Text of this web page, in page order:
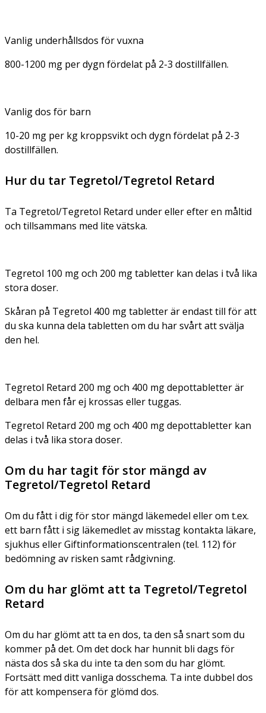
Vanlig underhållsdos för vuxna
800-1200 mg per dygn fördelat på 2-3 dostillfällen.
Vanlig dos för barn
10-20 mg per kg kroppsvikt och dygn fördelat på 2-3
dostillfällen.
Hur du tar Tegretol/Tegretol Retard
Ta Tegretol/Tegretol Retard under eller efter en måltid
och tillsammans med lite vätska.
Tegretol 100 mg och 200 mg tabletter kan delas i två lika
stora doser.
Skåran på Tegretol 400 mg tabletter är endast till för att
du ska kunna dela tabletten om du har svårt att svälja
den hel.
Tegretol Retard 200 mg och 400 mg depottabletter är
delbara men får ej krossas eller tuggas.
Tegretol Retard 200 mg och 400 mg depottabletter kan
delas i två lika stora doser.
Om du har tagit för stor mängd av
Tegretol/Tegretol Retard
Om du fått i dig för stor mängd läkemedel eller om t.ex.
ett barn fått i sig läkemedlet av misstag kontakta läkare,
sjukhus eller Giftinformationscentralen (tel. 112) för
bedömning av risken samt rådgivning.
Om du har glömt att ta Tegretol/Tegretol
Retard
Om du har glömt att ta en dos, ta den så snart som du
kommer på det. Om det dock har hunnit bli dags för
nästa dos så ska du inte ta den som du har glömt.
Fortsätt med ditt vanliga dosschema. Ta inte dubbel dos
för att kompensera för glömd dos.